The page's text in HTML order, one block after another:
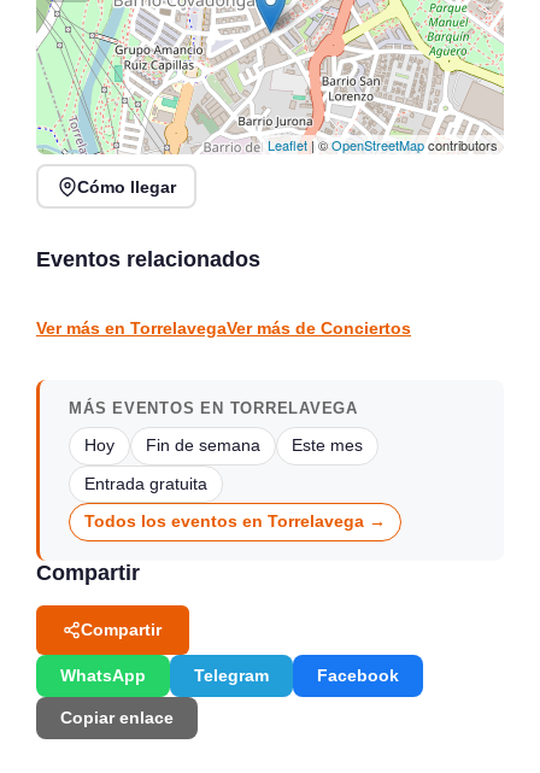
Leaflet| ©OpenStreetMapcontributors
Cómo llegar
Eventos relacionados
Rosana Garín en directo
Colindres
Ver más en TorrelavegaVer más de Conciertos
MÁS EVENTOS EN TORRELAVEGA
Hoy Fin de semana Este mes
Entrada gratuita
Todos los eventos en Torrelavega →
Compartir
Compartir
WhatsApp Telegram Facebook
Copiar enlace